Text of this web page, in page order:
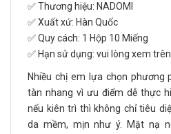
✅ Thương hiệu: NADOMI
✅ Xuất xứ: Hàn Quốc
✅ Quy cách: 1 Hộp 10 Miếng
✅ Hạn sử dụng: vui lòng xem
Nhiều chị em lựa chọn
tàn nhang vì ưu điểm dễ thực
nếu kiên trì thì không chỉ tiêu
da mềm, mịn như ý. Mặt nạ